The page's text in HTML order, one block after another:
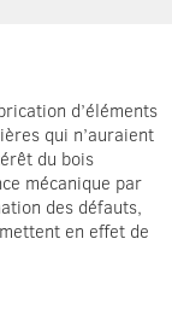
d’éléments
qui n’auraient
du bois
mécanique par
des défauts,
en effet de